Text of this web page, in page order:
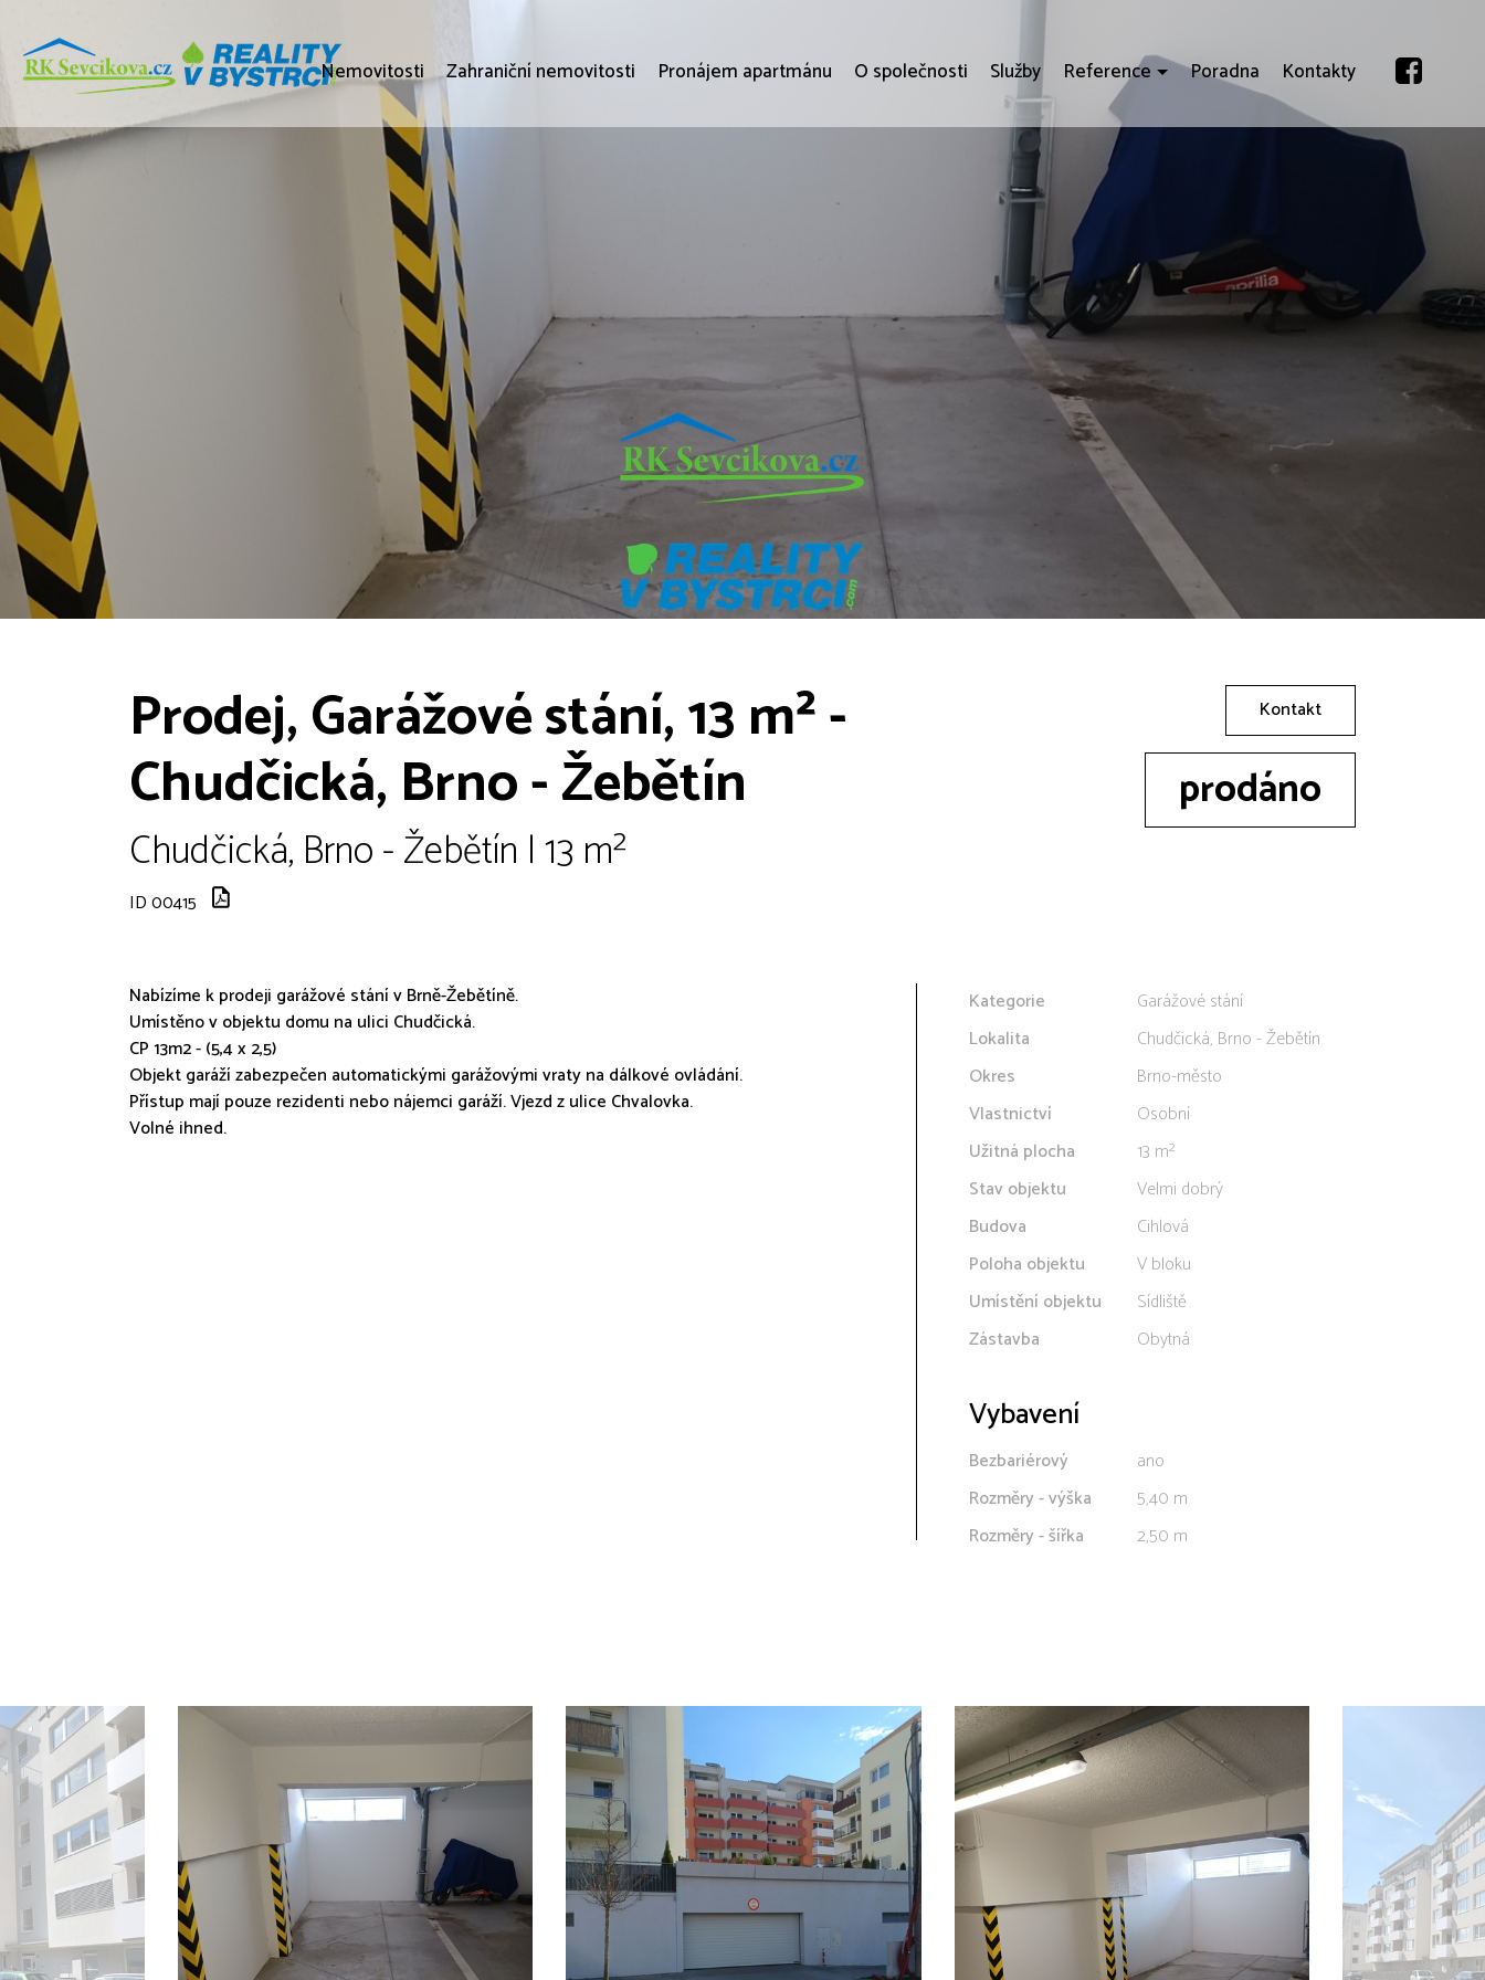
Nemovitosti Zahraniční nemovitosti Pronájem apartmánu O společnosti Služby Reference Poradna Kontakty
Prodej, Garážové stání, 13 m² -
Chudčická, Brno - Žebětín
Chudčická, Brno - Žebětín | 13 m²
ID 00415
Kontakt
prodáno
Nabízíme k prodeji garážové stání v Brně-Žebětíně.
Umístěno v objektu domu na ulici Chudčická.
CP 13m2 - (5,4 x 2,5)
Objekt garáží zabezpečen automatickými garážovými vraty na dálkové ovládání.
Přístup mají pouze rezidenti nebo nájemci garáží. Vjezd z ulice Chvalovka.
Volné ihned.
Kategorie
Garážové stání
Lokalita
Chudčická, Brno - Žebětín
Okres
Brno-město
Vlastnictví
Osobní
Užitná plocha
13 m²
Stav objektu
Velmi dobrý
Budova
Cihlová
Poloha objektu
V bloku
Umístění objektu
Sídliště
Zástavba
Obytná
Vybavení
Bezbariérový
ano
Rozměry - výška
5,40 m
Rozměry - šířka
2,50 m